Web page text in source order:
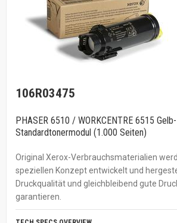
106R03475
PHASER 6510 / WORKCENTRE 6515 Gelb-
Standardtonermodul (1.000 Seiten)
Original Xerox-Verbrauchsmaterialien
speziellen Konzept entwickelt und
Druckqualität und gleichbleibend gute
garantieren.